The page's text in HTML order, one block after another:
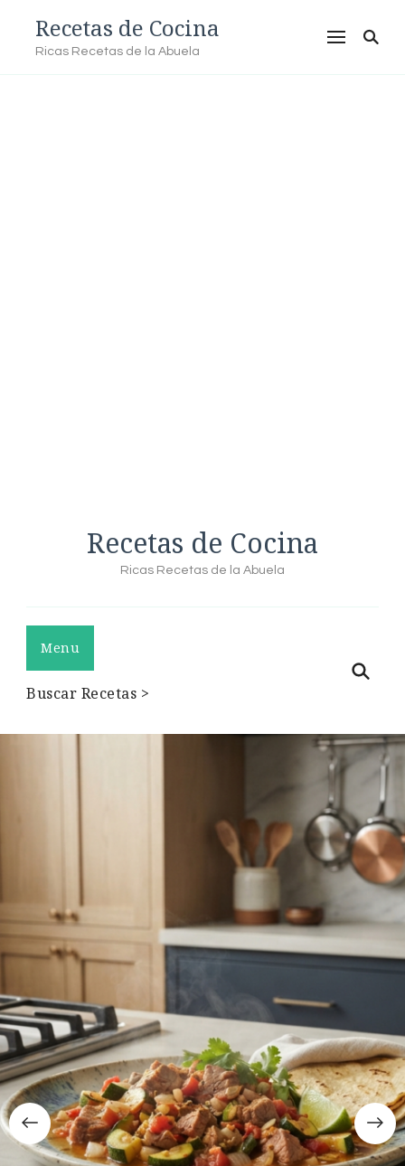
Recetas de Cocina
Ricas Recetas de la Abuela
Recetas de Cocina
Ricas Recetas de la Abuela
Menu
Buscar Recetas >